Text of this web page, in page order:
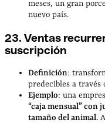
meses, un gran
nuevo país.
23. Ventas
suscripción
Definición:
predecibles a través
Ejemplo: una
“caja mensual” con
tamaño del animal.